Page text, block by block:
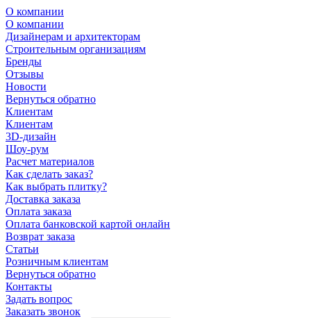
О компании
О компании
Дизайнерам и архитекторам
Строительным организациям
Бренды
Отзывы
Новости
Вернуться обратно
Клиентам
Клиентам
3D-дизайн
Шоу-рум
Расчет материалов
Как сделать заказ?
Как выбрать плитку?
Доставка заказа
Оплата заказа
Оплата банковской картой онлайн
Возврат заказа
Статьи
Розничным клиентам
Вернуться обратно
Контакты
Задать вопрос
Заказать звонок